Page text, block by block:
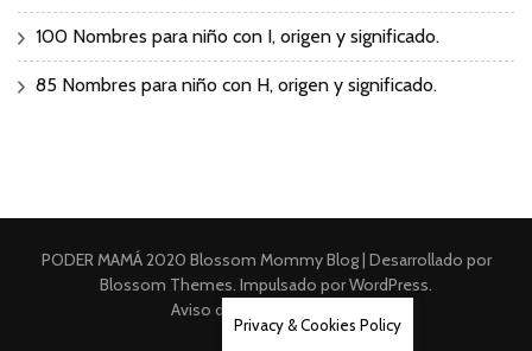
100 Nombres para niño con I, origen y significado.
85 Nombres para niño con H, origen y significado.
PODER MAMÁ 2020 Blossom Mommy Blog | Desarrollado por
Blossom Themes. Impulsado porWordPress.
Aviso de Privacidad Integral
Privacy & Cookies Policy